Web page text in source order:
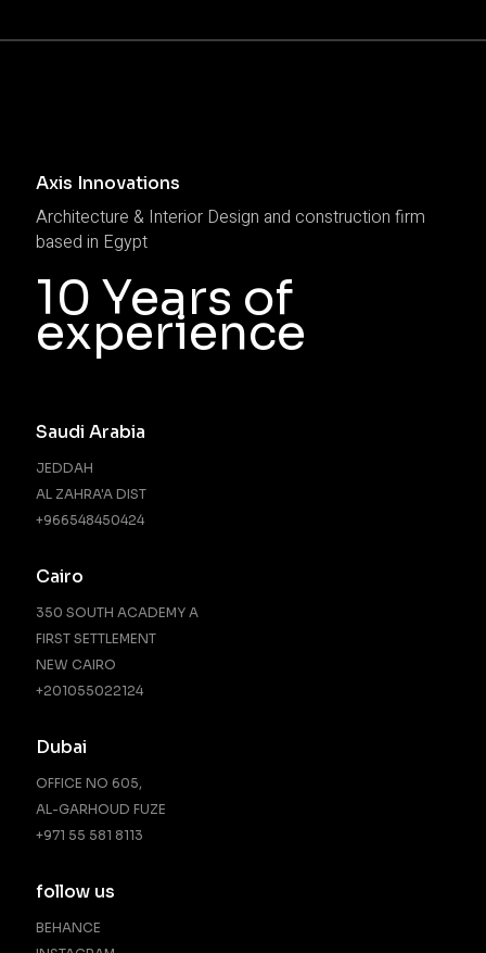
Axis Innovations
Architecture & Interior Design and construction firm
based in Egypt
10 Years of
experience
Saudi Arabia
JEDDAH
AL ZAHRA'A DIST
+966548450424
Cairo
350 SOUTH ACADEMY A
FIRST SETTLEMENT
NEW CAIRO
‪+201055022124‬
Dubai
OFFICE NO 605,
AL-GARHOUD FUZE
+971 55 581 8113
follow us
BEHANCE